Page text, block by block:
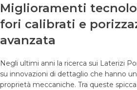
Miglioramenti
fori calibrati e
avanzata
Negli ultimi anni la ricerca sui Laterizi
su innovazioni di dettaglio che hanno
proprietà meccaniche. Tra queste